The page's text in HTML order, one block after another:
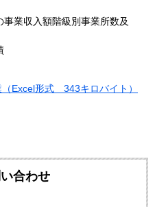
業収入額階級別事業所数及
Excel形式 343キロバイト）
合わせ